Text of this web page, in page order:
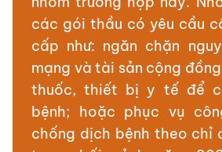
các gói thầu có yêu cầu
cấp như: ngăn chặn
mạng và tài sản cộng
thuốc, thiết bị y tế để
bệnh; hoặc phục vụ
chống dịch bệnh theo chỉ